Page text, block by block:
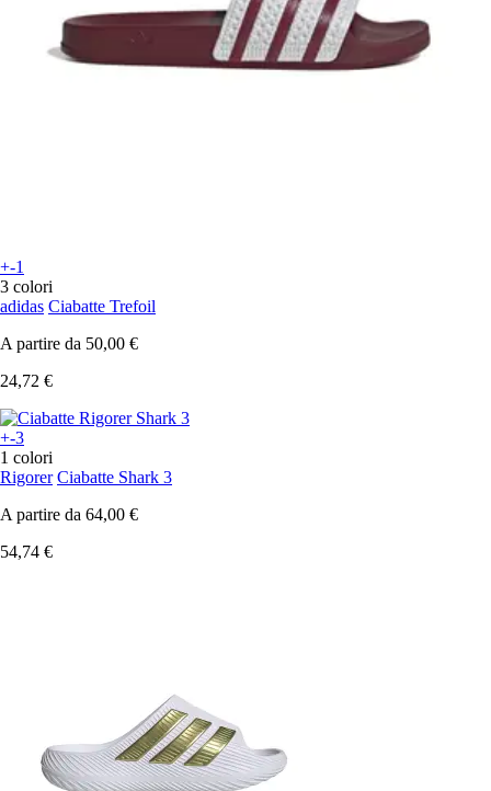
+-1
3 colori
adidas Ciabatte Trefoil
A partire da 50,00 €
24,72 €
+-3
1 colori
Rigorer Ciabatte Shark 3
A partire da 64,00 €
54,74 €